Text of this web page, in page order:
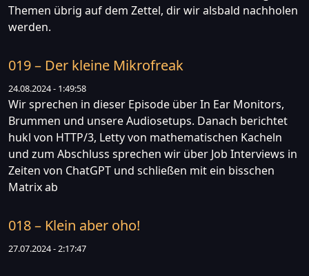
Themen übrig auf dem Zettel, dir wir alsbald nachholen
werden.
019 – Der kleine Mikrofreak
24.08.2024 - 1:49:58
Wir sprechen in dieser Episode über In Ear Monitors,
Brummen und unsere Audiosetups. Danach berichtet
hukl von HTTP/3, Letty von mathematischen Kacheln
und zum Abschluss sprechen wir über Job Interviews in
Zeiten von ChatGPT und schließen mit ein bisschen
Matrix ab
018 – Klein aber oho!
27.07.2024 - 2:17:47